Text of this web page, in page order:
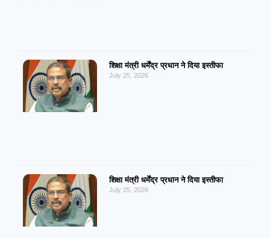
शिक्षा मंत्री धर्मेंद्र प्रधान ने दिया इस्तीफा
July 25, 2026
शिक्षा मंत्री धर्मेंद्र प्रधान ने दिया इस्तीफा
July 25, 2026